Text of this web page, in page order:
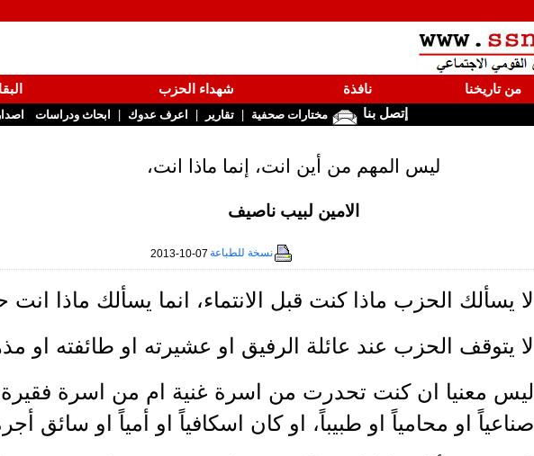
من تاريخنا نافذة شهداء الحزب
إتصل بنا مختارات صحفية | تقارير | اعرف عدوك | ابحاث ودراسات
ليس المهم من أين انت، إنما ماذا انت،
الامين لبيب ناصيف
نسخة للطباعة 2013-10-07
لا يسألك الحزب ماذا كنت قبل الانتماء، انما يسألك ماذا انت
لا يتوقف الحزب عند عائلة الرفيق او عشيرته او طائفته او
ليس معنيا ان كنت تحدرت من اسرة غنية ام من اسرة
صناعياً او محامياً او طبيباً، او كان اسكافياً او أمياً او سائق